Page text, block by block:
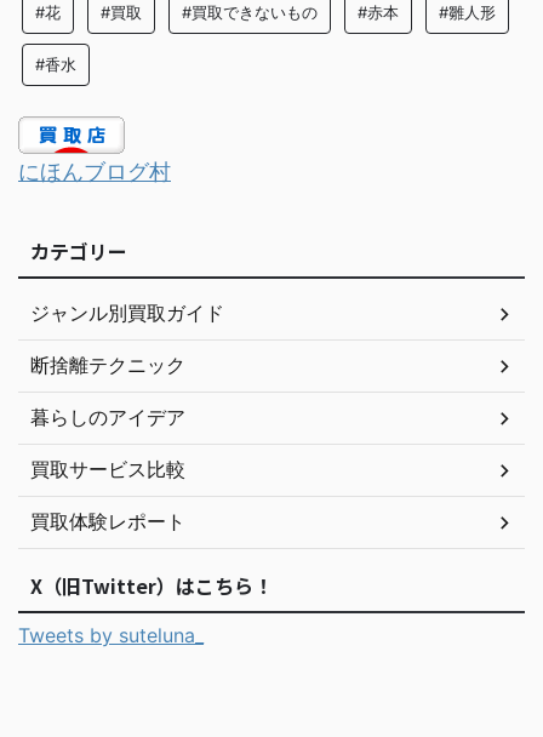
#花 #買取 #買取できないもの #赤本 #雛人形
#香水
にほんブログ村
カテゴリー
ジャンル別買取ガイド
断捨離テクニック
暮らしのアイデア
買取サービス比較
買取体験レポート
X（旧Twitter）はこちら！
Tweets by suteluna_